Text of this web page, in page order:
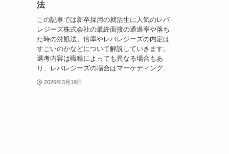
法
この記事では新卒採用の就活生に人気のレバ
レジーズ株式会社の最終面接の通過率や落ち
た時の対処法、倍率やレバレジーズの内定は
すごいのかなどについて解説していきます。
選考内容は職種によっても異なる場合もあ
り、レバレジーズの場合はマーケティング...
2026年3月19日